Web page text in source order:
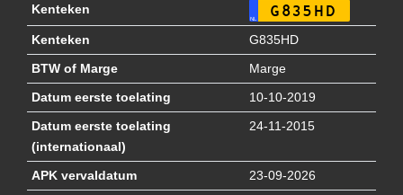
Kenteken
NL G835HD
Kenteken
G835HD
BTW of Marge
Marge
Datum eerste toelating
10-10-2019
Datum eerste toelating
(internationaal)
24-11-2015
APK vervaldatum
23-09-2026